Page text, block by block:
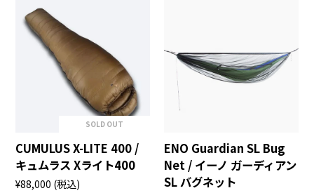
SOLD OUT
CUMULUS X-LITE 400 /
キュムラス Xライト400
¥88,000 (税込)
ENO Guardian SL Bug
Net / イーノ ガーディアン
SL バグネット